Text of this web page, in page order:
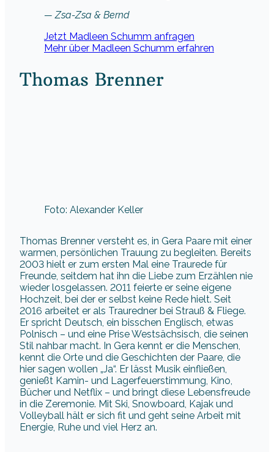
— Zsa-Zsa & Bernd
Jetzt Madleen Schumm anfragen
Mehr über Madleen Schumm erfahren
Thomas Brenner
Foto: Alexander Keller
Thomas Brenner versteht es, in Gera Paare mit einer
warmen, persönlichen Trauung zu begleiten. Bereits
2003 hielt er zum ersten Mal eine Traurede für
Freunde, seitdem hat ihn die Liebe zum Erzählen nie
wieder losgelassen. 2011 feierte er seine eigene
Hochzeit, bei der er selbst keine Rede hielt. Seit
2016 arbeitet er als Trauredner bei Strauß & Fliege.
Er spricht Deutsch, ein bisschen Englisch, etwas
Polnisch – und eine Prise Westsächsisch, die seinen
Stil nahbar macht. In Gera kennt er die Menschen,
kennt die Orte und die Geschichten der Paare, die
hier sagen wollen „Ja“. Er lässt Musik einfließen,
genießt Kamin- und Lagerfeuerstimmung, Kino,
Bücher und Netflix – und bringt diese Lebensfreude
in die Zeremonie. Mit Ski, Snowboard, Kajak und
Volleyball hält er sich fit und geht seine Arbeit mit
Energie, Ruhe und viel Herz an.